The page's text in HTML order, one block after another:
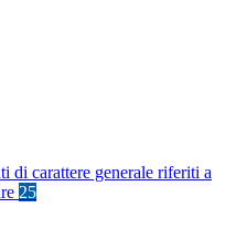
di carattere generale riferiti a
25